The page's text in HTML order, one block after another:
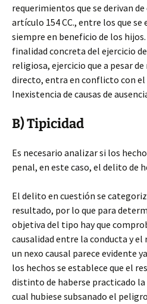
requerimientos que se derivan
artículo 154 CC., entre los que
siempre en beneficio de los hijos.
finalidad concreta del ejercicio
religiosa, ejercicio que a pesar
directo, entra en conflicto con el
Inexistencia de causas de
B) Tipicidad
Es necesario analizar si los
penal, en este caso, el delito de
El delito en cuestión se
resultado, por lo que para
objetiva del tipo hay que
causalidad entre la conducta y el
un nexo causal parece evidente
los hechos se establece que el
distinto de haberse practicado
cual hubiese subsanado el